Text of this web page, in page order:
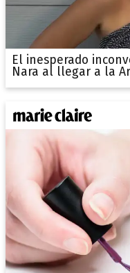
El inesperado
Nara al llegar a la